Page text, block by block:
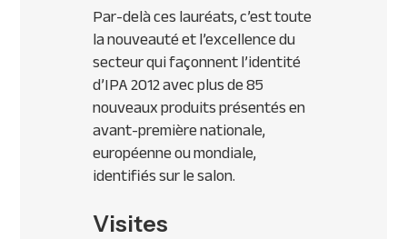
Par-delà ces lauréats, c’est toute
la nouveauté et l’excellence du
secteur qui façonnent l’identité
d’IPA2012 avec plus de 85
nouveaux produits présentés en
avant-première nationale,
européenne ou mondiale,
identifiés sur le salon.
Visites